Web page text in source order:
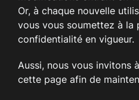
Or, à chaque nouvelle
vous vous soumettez à la
confidentialité en vigueur.
Aussi, nous vous invitons
cette page afin de